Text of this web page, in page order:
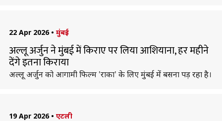
22 Apr 2026 • मुंबई
अल्लू अर्जुन ने मुंबई में किराए पर लिया आशियाना, हर महीने
देंगे इतना किराया
अल्लू अर्जुन को आगामी फिल्म 'राका' के लिए मुंबई में बसना पड़ रहा है।
19 Apr 2026 • एटली